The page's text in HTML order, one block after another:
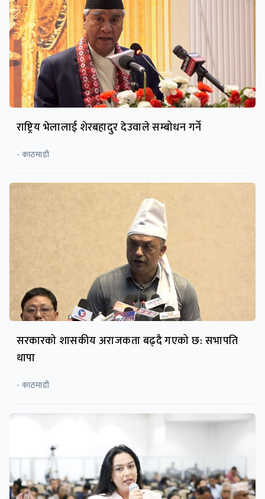
राष्ट्रिय भेलालाई शेरबहादुर देउवाले सम्बोधन गर्ने
- काठमाडाैं
सरकारको शासकीय अराजकता बढ्दै गएको छ: सभापति
थापा
- काठमाडाैं